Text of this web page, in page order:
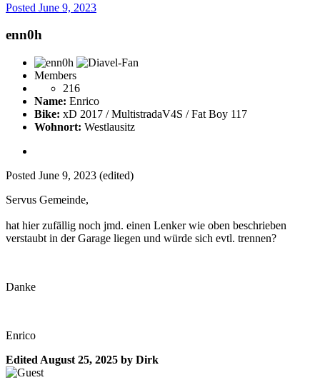
Posted June 9, 2023
enn0h
Members
216
Name: Enrico
Bike: xD 2017 / MultistradaV4S / Fat Boy 117
Wohnort: Westlausitz
Posted June 9, 2023 (edited)
Servus Gemeinde,
hat hier zufällig noch jmd. einen Lenker wie oben beschrieben
verstaubt in der Garage liegen und würde sich evtl. trennen?
Danke
Enrico
Edited August 25, 2025 by Dirk